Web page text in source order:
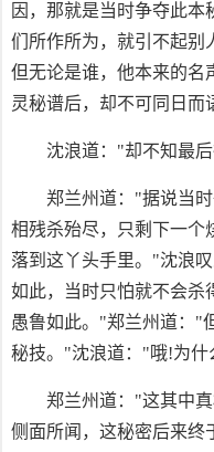
因，那就是当时争夺此
们所作所为，就引不起别
但无论是谁，他本来的名
灵秘谱后，却不可同日
沈浪道："却不知最
郑兰州道："据说当
相残杀殆尽，只剩下一个
落到这丫头手里。"沈浪
如此，当时只怕就不会杀
愚鲁如此。"郑兰州道："
秘技。"沈浪道："哦!为什
郑兰州道："这其中
侧面所闻，这秘密后来终